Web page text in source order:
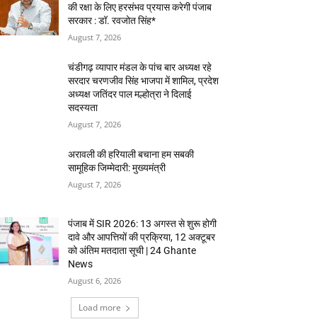
की रक्षा के लिए हरसंभव प्रयास करेगी पंजाब
सरकार : डॉ. रवजोत सिंह*
August 7, 2026
चंडीगढ़ व्यापार मंडल के पांच बार अध्यक्ष रहे
सरदार चरणजीव सिंह भाजपा में शामिल, प्रदेश
अध्यक्ष जतिंदर पाल मल्होत्रा ने दिलाई
सदस्यता
August 7, 2026
अरावली की हरियाली बचाना हम सबकी
सामूहिक जिम्मेदारी: मुख्यमंत्री
August 7, 2026
पंजाब में SIR 2026: 13 अगस्त से शुरू होगी
दावे और आपत्तियों की प्रक्रिया, 12 अक्टूबर
को अंतिम मतदाता सूची | 24 Ghante
News
August 6, 2026
Load more